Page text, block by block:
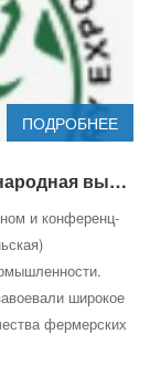
ПОДРОБНЕЕ
4-я Китайская (Иньчуаньская) международная выставка и форум молочной промышленности
и конференц-
широкое
фермерских